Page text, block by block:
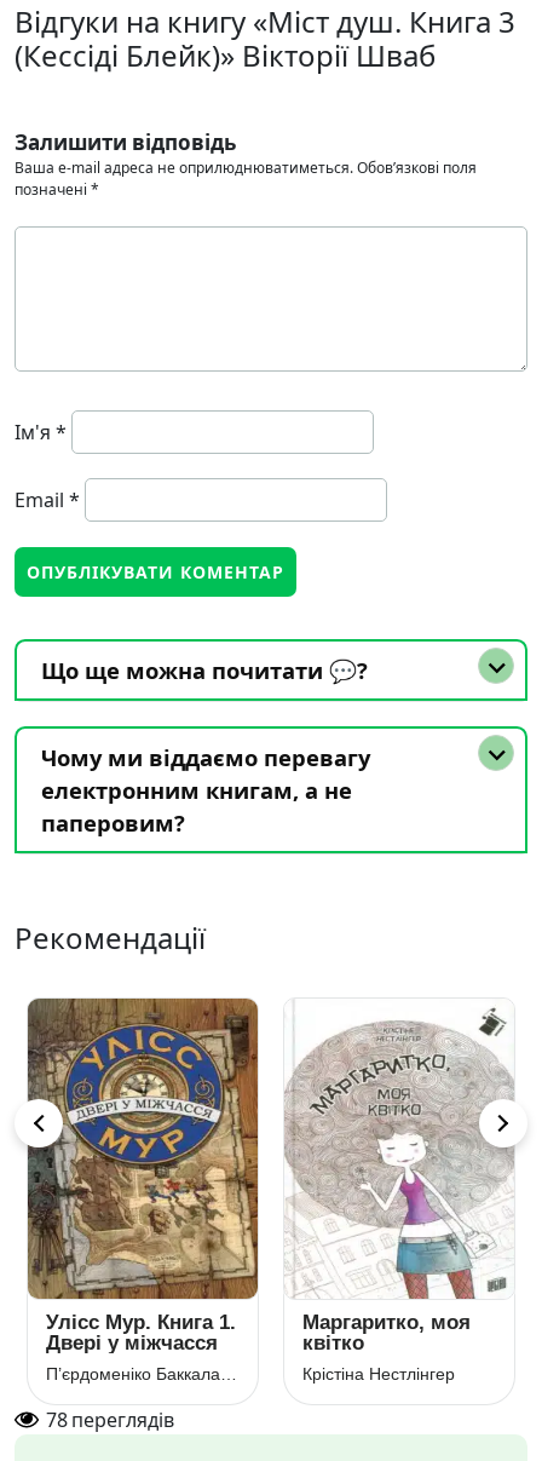
Відгуки на книгу «Міст душ. Книга 3
(Кессіді Блейк)» Вікторії Шваб
Залишити відповідь
Ваша e-mail адреса не оприлюднюватиметься.Обов’язкові поля
позначені *
Ім'я *
Email *
Що ще можна почитати 💬?
Чому ми віддаємо перевагу
електронним книгам, а не
паперовим?
Рекомендації
Улісс Мур. Книга 1.
Двері у міжчасся
Маргаритко, моя
квітко
Крістіна Нестлінгер
78переглядів